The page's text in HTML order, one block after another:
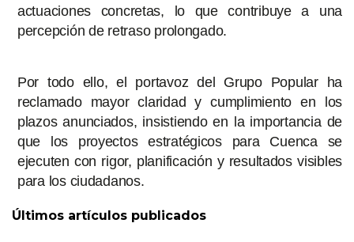
actuaciones concretas, lo que contribuye a una
percepción de retraso prolongado.
Por todo ello, el portavoz del Grupo Popular ha
reclamado mayor claridad y cumplimiento en los
plazos anunciados, insistiendo en la importancia de
que los proyectos estratégicos para Cuenca se
ejecuten con rigor, planificación y resultados visibles
para los ciudadanos.
Últimos artículos publicados